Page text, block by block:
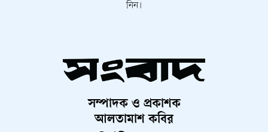
নিন।
সম্পাদক ও প্রকাশক
আলতামাশ কবির